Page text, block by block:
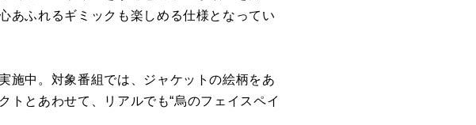
あふれるギミックも楽しめる仕様となってい
施中。対象番組では、ジャケットの絵柄をあ
トとあわせて、リアルでも“烏のフェイスペイ